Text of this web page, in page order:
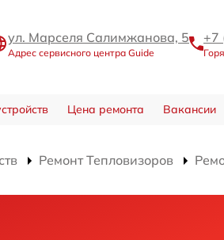
ул. Марселя Салимжанова, 5
Адрес сервисного центра Guide
+7
Цена ремонта Вакансии
Ремонт Тепловизоров